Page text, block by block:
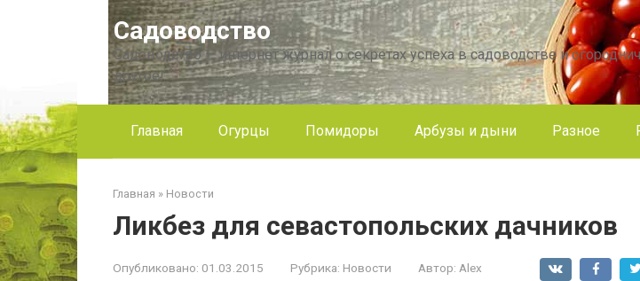
Садоводство
Садоводство — интернет журнал о секретах успеха в садоводстве и
другое!
Главная Огурцы Помидоры Арбузы и дыни Разное
Главная » Новости
Ликбез для севастопольских дачников
Опубликовано: 01.03.2015 Рубрика: Новости Автор: Alex